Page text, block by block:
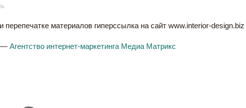
перепечатке материалов гиперссылка на сайт www.interior-
— Агентство интернет-маркетинга Медиа Матрикс